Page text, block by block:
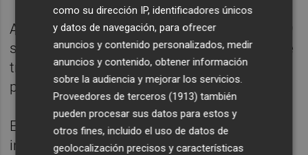
Ahora bien, en la mencionada enmienda 249
se puntualizaba que para esta posibilidad de
transmisión directa debían cumplirse en
particulartres condiciones.
En primer lugar, que las actividades
industriales objeto de implantación "estén
como su dirección IP, identificadores únicos
y datos de navegación, para ofrecer
anuncios y contenido personalizados, medir
anuncios y contenido, obtener información
sobre la audiencia y mejorar los servicios.
Proveedores de terceros (1913) también
pueden procesar sus datos para estos y
otros fines, incluido el uso de datos de
geolocalización precisos y características